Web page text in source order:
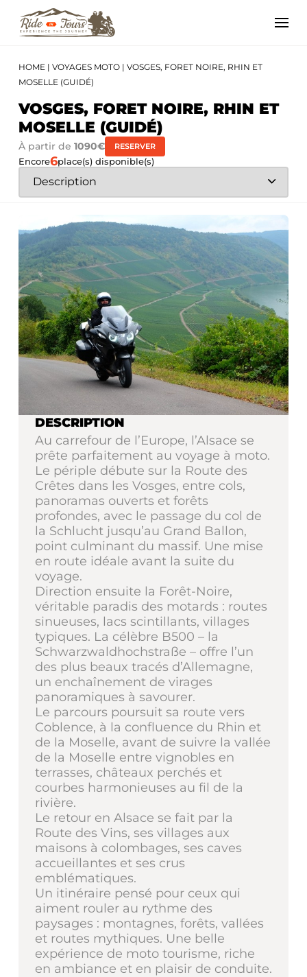
HOME | VOYAGES MOTO| VOSGES, FORET NOIRE, RHIN ET
MOSELLE (GUIDÉ)
VOSGES, FORET NOIRE, RHIN ET
MOSELLE (GUIDÉ)
À partir de 1090€ RESERVER
Encore6place(s) disponible(s)
DESCRIPTION
Au carrefour de l’Europe, l’Alsace se
prête parfaitement au voyage à moto.
Le périple débute sur la Route des
Crêtes dans les Vosges, entre cols,
panoramas ouverts et forêts
profondes, avec le passage du col de
la Schlucht jusqu’au Grand Ballon,
point culminant du massif. Une mise
en route idéale avant la suite du
voyage.
Direction ensuite la Forêt-Noire,
véritable paradis des motards : routes
sinueuses, lacs scintillants, villages
typiques. La célèbre B500 – la
Schwarzwaldhochstraße – offre l’un
des plus beaux tracés d’Allemagne,
un enchaînement de virages
panoramiques à savourer.
Le parcours poursuit sa route vers
Coblence, à la confluence du Rhin et
de la Moselle, avant de suivre la vallée
de la Moselle entre vignobles en
terrasses, châteaux perchés et
courbes harmonieuses au fil de la
rivière.
Le retour en Alsace se fait par la
Route des Vins, ses villages aux
maisons à colombages, ses caves
accueillantes et ses crus
emblématiques.
Un itinéraire pensé pour ceux qui
aiment rouler au rythme des
paysages : montagnes, forêts, vallées
et routes mythiques. Une belle
expérience de moto tourisme, riche
en ambiance et en plaisir de conduite.